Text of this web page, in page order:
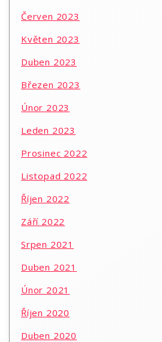
Červen 2023
Květen 2023
Duben 2023
Březen 2023
Únor 2023
Leden 2023
Prosinec 2022
Listopad 2022
Říjen 2022
Září 2022
Srpen 2021
Duben 2021
Únor 2021
Říjen 2020
Duben 2020